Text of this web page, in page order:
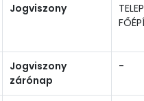
Jogviszony
Jogviszony
zárónap
-